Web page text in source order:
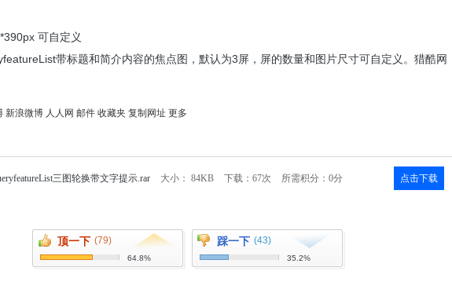
可自定义
带标题和简介内容的焦点图，默认为3屏，屏的数量和图片尺寸可自定义。猎酷网
新浪微博 人人网 邮件 收藏夹 复制网址 更多
点击下载
三图轮换带文字提示.rar 大小： 84KB 下载：67次 所需积分：0分
顶一下 (79)
64.8%
踩一下 (43)
35.2%